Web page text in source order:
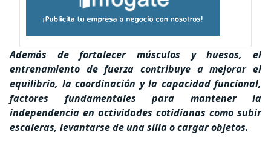
Además de fortalecer músculos y huesos, el
entrenamiento de fuerza contribuye a mejorar el
equilibrio, la coordinación y la capacidad funcional,
factores fundamentales para mantener la
independencia en actividades cotidianas como subir
escaleras, levantarse de una silla o cargar objetos.